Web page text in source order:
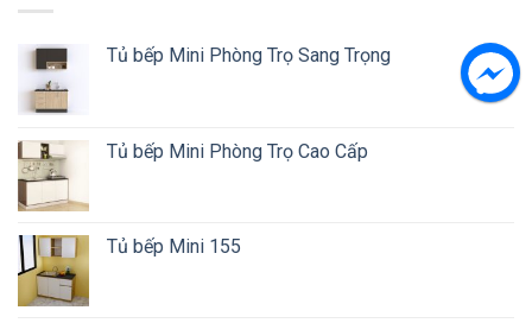
Tủ bếp Mini Phòng Trọ Sang Trọng
Tủ bếp Mini Phòng Trọ Cao Cấp
Tủ bếp Mini 155